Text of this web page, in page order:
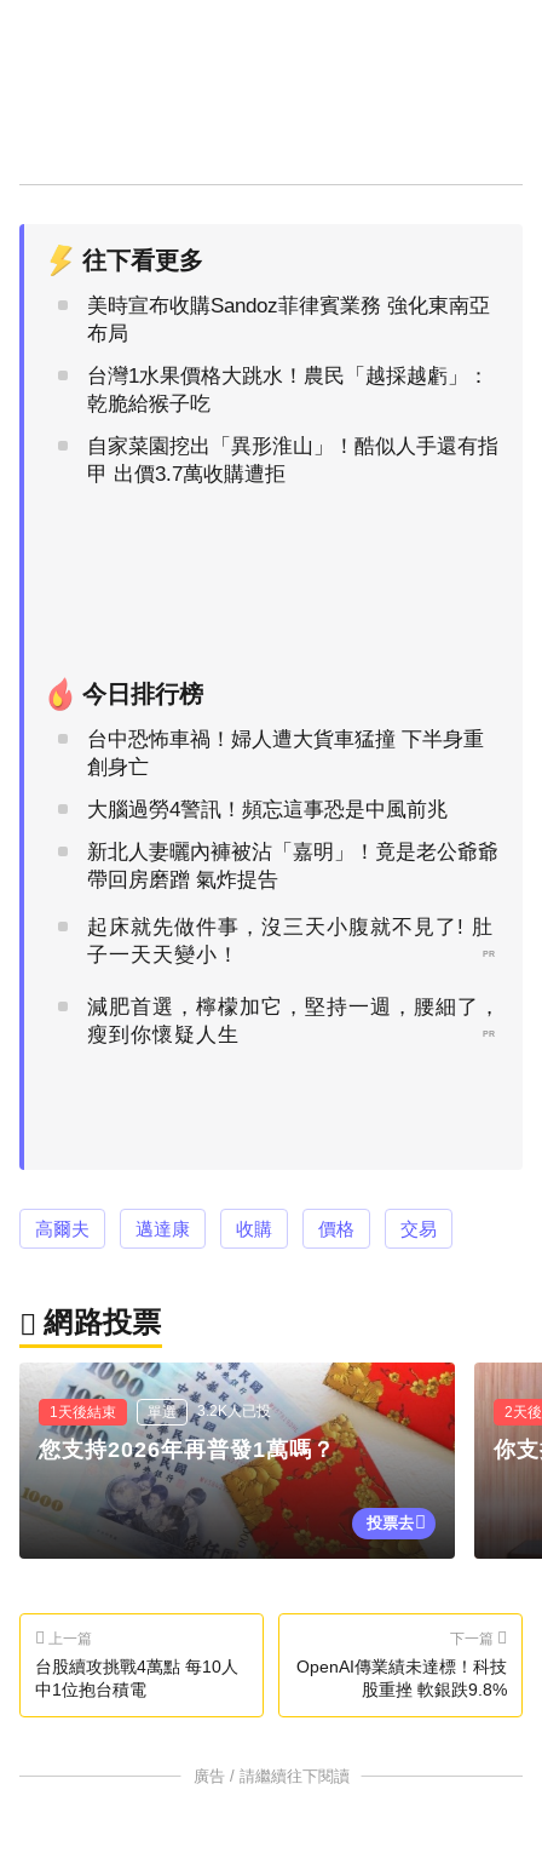
往下看更多
美時宣布收購Sandoz菲律賓業務 強化東南亞
布局
台灣1水果價格大跳水！農民「越採越虧」：
乾脆給猴子吃
自家菜園挖出「異形淮山」！酷似人手還有指
甲 出價3.7萬收購遭拒
今日排行榜
台中恐怖車禍！婦人遭大貨車猛撞 下半身重
創身亡
大腦過勞4警訊！頻忘這事恐是中風前兆
新北人妻曬內褲被沾「嘉明」！竟是老公爺爺
帶回房磨蹭 氣炸提告
起床就先做件事，沒三天小腹就不見了! 肚
子一天天變小！
PR
減肥首選，檸檬加它，堅持一週，腰細了，
瘦到你懷疑人生
PR
高爾夫 邁達康 收購 價格 交易
網路投票
1天後結束 單選 3.2K人已投
您支持2026年再普發1萬嗎？
投票去
2天
你
上一篇
台股續攻挑戰4萬點 每10人
中1位抱台積電
下一篇
OpenAI傳業績未達標！科技
股重挫 軟銀跌9.8%
廣告 / 請繼續往下閱讀